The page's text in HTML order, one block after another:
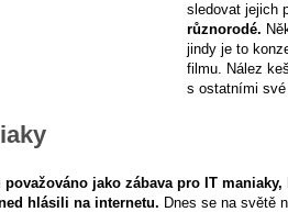
sledovat jejich
různorodé.
jindy je to
filmu. Nález
s ostatními
jako zábava pro IT
hlásili na internetu. Dnes se na světě